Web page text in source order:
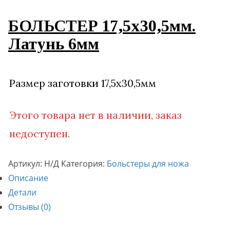
БОЛЬСТЕР 17,5х30,5мм.
Латунь 6мм
Размер заготовки 17,5х30,5мм
Этого товара нет в наличии, заказ
недоступен.
Артикул: Н/Д Категория: Больстеры для ножа
Описание
Детали
Отзывы (0)